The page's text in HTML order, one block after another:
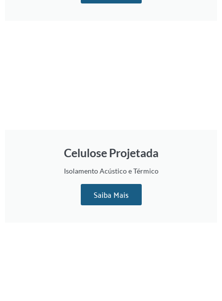
Celulose Projetada
Isolamento Acústico e Térmico
Saiba Mais